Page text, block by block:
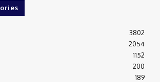
3802
2054
1152
200
189